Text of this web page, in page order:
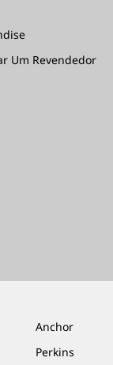
Um Revendedor
Anchor
Perkins